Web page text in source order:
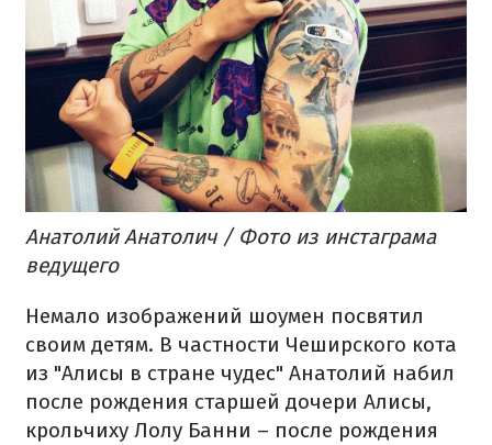
Анатолий Анатолич / Фото из инстаграма
ведущего
Немало изображений шоумен посвятил
своим детям. В частности Чеширского кота
из "Алисы в стране чудес" Анатолий набил
после рождения старшей дочери Алисы,
крольчиху Лолу Банни – после рождения